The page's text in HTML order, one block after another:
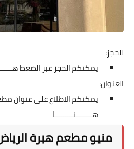
للحجز:
يمكنكم الحجز عبر الضغط
العنوان:
يمكنكم الاطلاع على عنوان
هــــــــنـــــــــا
منيو مطعم هبرة